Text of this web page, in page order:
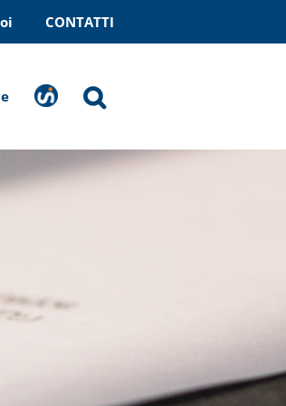
CONTATTI
stranaragione